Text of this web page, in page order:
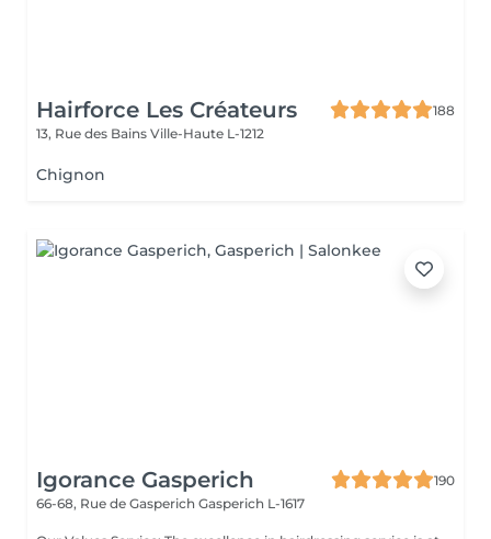
Hairforce Les Créateurs
188
13, Rue des Bains Ville-Haute L-1212
Chignon
Igorance Gasperich
190
66-68, Rue de Gasperich Gasperich L-1617